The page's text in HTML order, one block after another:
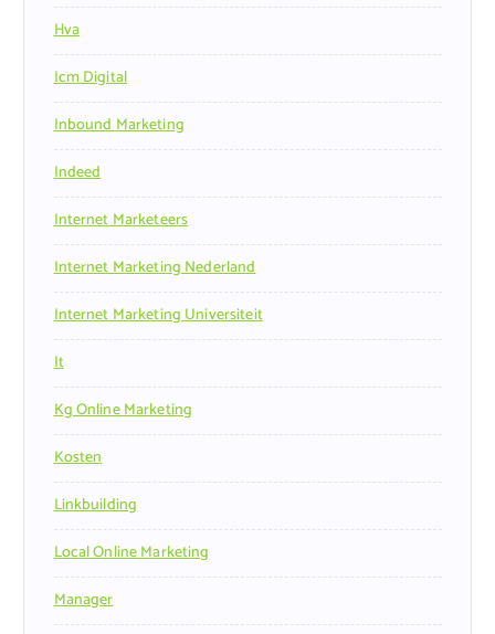
Hva
Icm Digital
Inbound Marketing
Indeed
Internet Marketeers
Internet Marketing Nederland
Internet Marketing Universiteit
It
Kg Online Marketing
Kosten
Linkbuilding
Local Online Marketing
Manager